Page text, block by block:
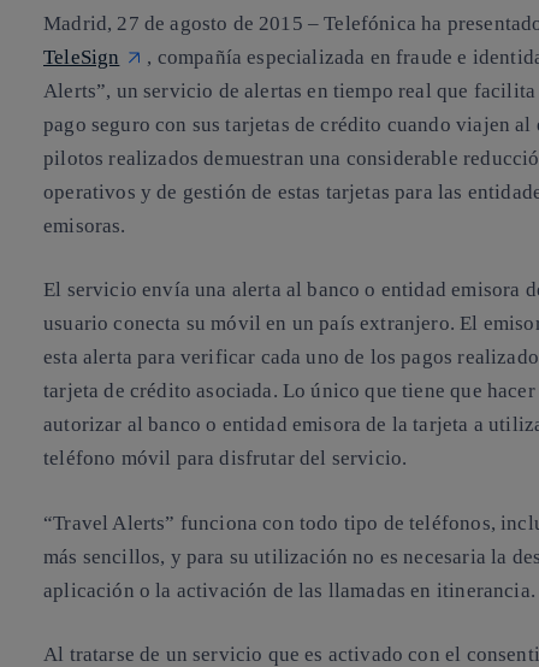
Madrid, 27 de agosto de 2015 – Telefónica ha
TeleSign
, compañía especializada en fraude e
Alerts”, un servicio de alertas en tiempo real que
pago seguro con sus tarjetas de crédito cuando viajen
pilotos realizados demuestran una considerable
operativos y de gestión de estas tarjetas para las
emisoras.
El servicio envía una alerta al banco o entidad emisora
usuario conecta su móvil en un país extranjero. El
esta alerta para verificar cada uno de los pagos
tarjeta de crédito asociada. Lo único que tiene que
autorizar al banco o entidad emisora de la tarjeta a
teléfono móvil para disfrutar del servicio.
“Travel Alerts” funciona con todo tipo de teléfonos,
más sencillos, y para su utilización no es necesaria la
aplicación o la activación de las llamadas en itinerancia.
Al tratarse de un servicio que es activado con el